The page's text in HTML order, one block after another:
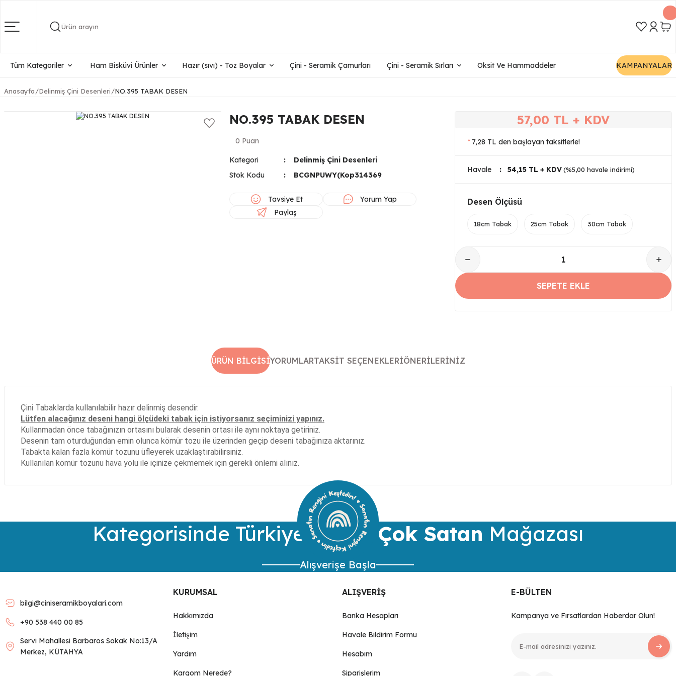
Ürün arayın
Tüm Kategoriler Ham Bisküvi Ürünler Hazır (sıvı) - Toz Boyalar Çini - Seramik Çamurları Çini - Seramik Sırları Oksit Ve Hammaddeler KAMPANYALAR
Anasayfa Delinmiş Çini Desenleri NO.395 TABAK DESEN
NO.395 TABAK DESEN
0 Puan
Kategori
Delinmiş Çini Desenleri
Stok Kodu
BCGNPUWY(Kop314369
Tavsiye Et
Yorum Yap
Paylaş
57,00 TL + KDV
* 7,28 TL den başlayan taksitlerle!
Havale 54,15 TL + KDV (%5,00 havale indirimi)
Desen Ölçüsü
18cm Tabak 25cm Tabak 30cm Tabak
SEPETE EKLE
ÜRÜN BILGISIYORUMLARTAKSIT SEÇENEKLERIÖNERILERINIZ
Çini Tabaklarda kullanılabilir hazır delinmiş desendir.
Lütfen alacağınız deseni hangi ölçüdeki tabak için istiyorsanız seçiminizi yapınız.
Kullanmadan önce tabağınızın ortasını bularak desenin ortası ile aynı noktaya getiriniz.
Desenin tam oturduğundan emin olunca kömür tozu ile üzerinden geçip deseni tabağınıza aktarınız.
Tabakta kalan fazla kömür tozunu üfleyerek uzaklaştırabilirsiniz.
Kullanılan kömür tozunu hava yolu ile içinize çekmemek için gerekli önlemi alınız.
Bu ürüne ilk yorumu siz yapın!
Yorum Yaz
Ürün açıklamasında eksik bilgiler bulunuyor.
Kategorisinde Türkiye’ninEn Çok Satan Mağazası
Alışverişe Başla
bilgi@ciniseramikboyalari.com
+90 538 440 00 85
Servi Mahallesi Barbaros Sokak No:13/A
Merkez, KÜTAHYA
KURUMSAL
Hakkımızda
İletişim
Yardım
Kargom Nerede?
ALIŞVERİŞ
Banka Hesapları
Havale Bildirim Formu
Hesabım
Siparişlerim
E-BÜLTEN
Kampanya ve Fırsatlardan Haberdar Olun!